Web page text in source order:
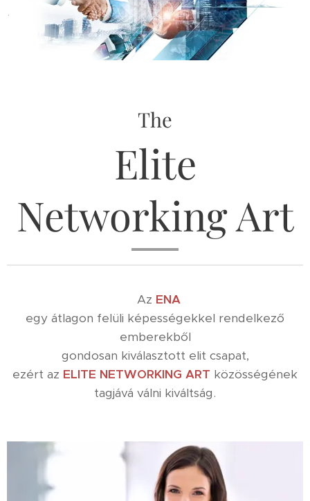
.
The
Elite
Networking Art
Az ENA
egy átlagon felüli képességekkel rendelkező
emberekből
gondosan kiválasztott elit csapat,
ezért az ELITE NETWORKING ART közösségének
tagjává válni kiváltság.